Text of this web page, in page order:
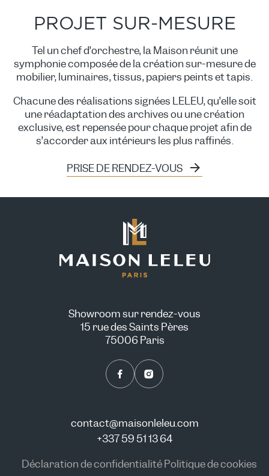
PROJET SUR-MESURE
Tel un chef d’orchestre, la Maison réunit une
symphonie composée de la création sur-mesure de
mobilier, luminaires, tissus, papiers peints et tapis.
Chacune des réalisations signées LELEU, qu’elle soit
une réadaptation des archives ou une création
exclusive, est repensée pour chaque projet afin de
s’accorder aux intérieurs les plus raffinés.
PRISE DE RENDEZ-VOUS
Showroom sur rendez-vous
15 rue des Saints Pères
75006 Paris
contact@maisonleleu.com
+337 59 51 13 64
Déclaration de confidentialitéPolitique de cookies